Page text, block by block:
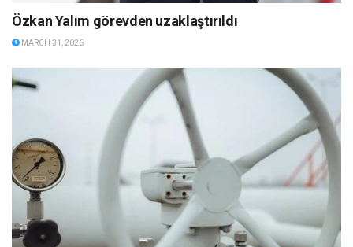
Özkan Yalım görevden uzaklaştırıldı
MARCH 31, 2026